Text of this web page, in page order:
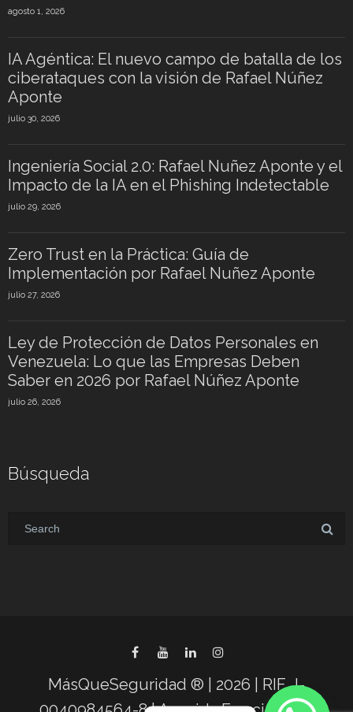
agosto 1, 2026
IA Agéntica: El nuevo campo de batalla de los
ciberataques con la visión de Rafael Núñez
Aponte
julio 30, 2026
Ingeniería Social 2.0: Rafael Nuñez Aponte y el
Impacto de la IA en el Phishing Indetectable
julio 29, 2026
Zero Trust en la Práctica: Guía de
Implementación por Rafael Nuñez Aponte
julio 27, 2026
Ley de Protección de Datos Personales en
Venezuela: Lo que las Empresas Deben
Saber en 2026 por Rafael Núñez Aponte
julio 26, 2026
Búsqueda
MásQueSeguridad ® | 2026 | RIF. J-